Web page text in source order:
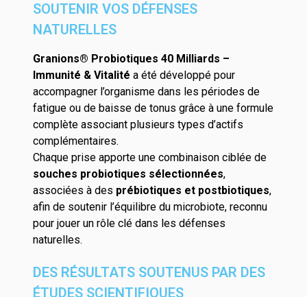
SOUTENIR VOS DÉFENSES
NATURELLES
Granions® Probiotiques 40 Milliards –
Immunité & Vitalité a été développé pour
accompagner l’organisme dans les périodes de
fatigue ou de baisse de tonus grâce à une formule
complète associant plusieurs types d’actifs
complémentaires.
Chaque prise apporte une combinaison ciblée de
souches probiotiques sélectionnées,
associées à des prébiotiques et postbiotiques,
afin de soutenir l’équilibre du microbiote, reconnu
pour jouer un rôle clé dans les défenses
naturelles.
DES RÉSULTATS SOUTENUS PAR DES
ÉTUDES SCIENTIFIQUES